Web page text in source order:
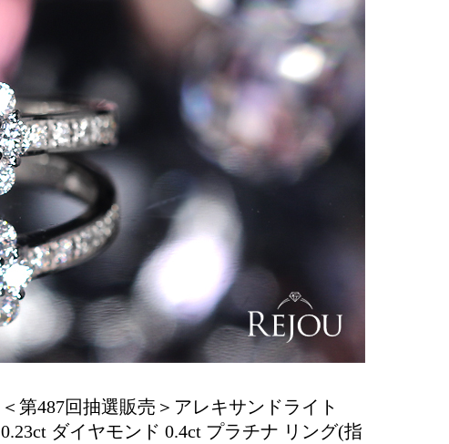
＜第487回抽選販売＞アレキサンドライト
0.23ct ダイヤモンド 0.4ct プラチナ リング(指